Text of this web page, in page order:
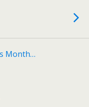
Month…